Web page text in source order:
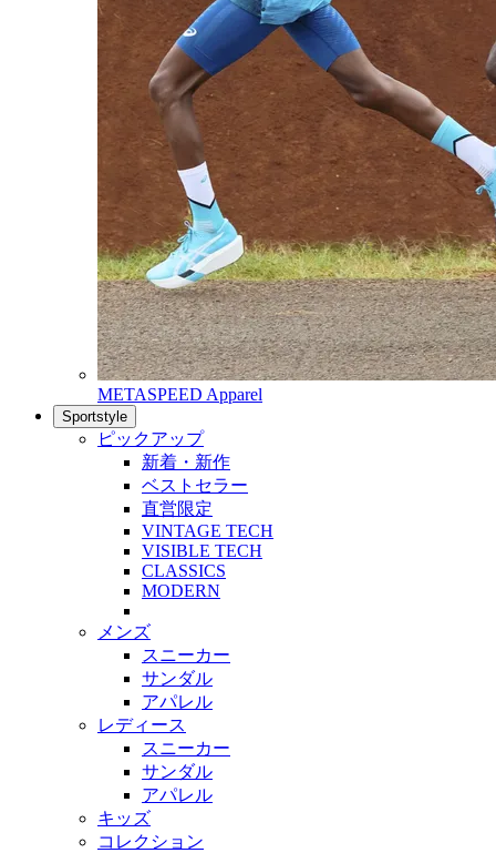
METASPEED Apparel
Sportstyle
ピックアップ
新着・新作
ベストセラー
直営限定
VINTAGE TECH
VISIBLE TECH
CLASSICS
MODERN
メンズ
スニーカー
サンダル
アパレル
レディース
スニーカー
サンダル
アパレル
キッズ
コレクション